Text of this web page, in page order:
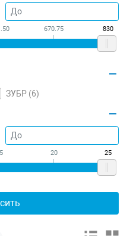
670.75 830
ЗУБР (6)
20 25